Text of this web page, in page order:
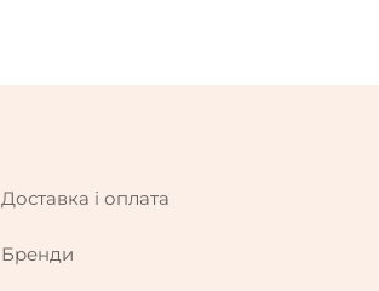
Доставка і оплата
Бренди